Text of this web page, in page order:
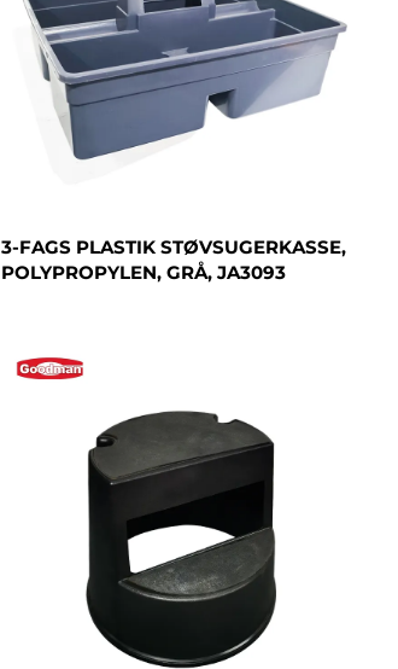
3-FAGS PLASTIK STØVSUGERKASSE,
POLYPROPYLEN, GRÅ, JA3093